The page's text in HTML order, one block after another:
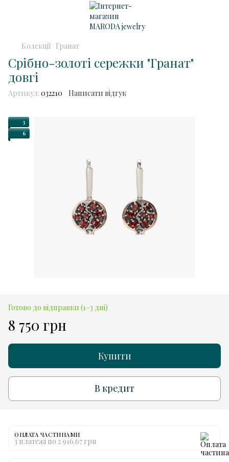
Колекції Гранат
Срібно-золоті сережки "Гранат"
довгі
Артикул: 032210 Написати відгук
3
6
Готово до відправки (1–3 дні)
8 750 грн
Купити
В кредит
ОПЛАТА ЧАСТИНАМИ
3 платежі по 2 916.67 грн